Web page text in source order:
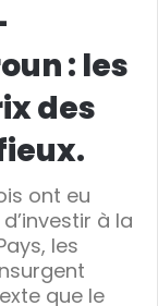
: les
des
ont eu
à la
les
que le